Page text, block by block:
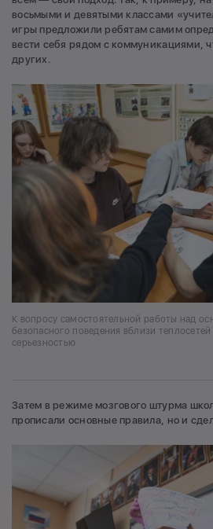
восьмыми и девятыми классами
игры предложили ребятам самим
вести себя рядом с коммуникациями,
других.
К вопросу самостоятельной работы над
безопасного поведения вблизи
серьезностью
Затем в режиме мозгового штурма
прописали основные правила, но и